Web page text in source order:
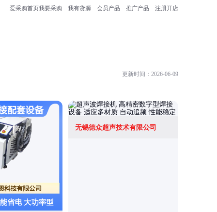
爱采购首页我要采购 我有货源 会员产品 推广产品 注册开店
更新时间：2026-06-09
无锡德众超声技术有限公司